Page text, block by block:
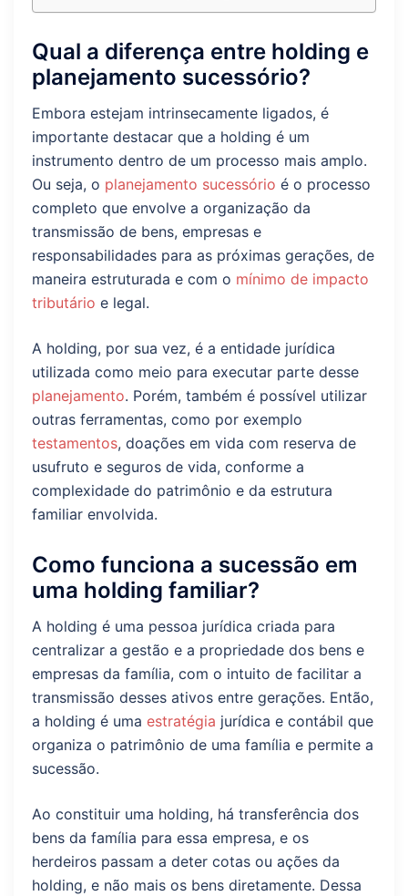
Qual a diferença entre holding e
planejamento sucessório?
Embora estejam intrinsecamente ligados, é
importante destacar que a holding é um
instrumento dentro de um processo mais amplo.
Ou seja, o planejamento sucessório é o processo
completo que envolve a organização da
transmissão de bens, empresas e
responsabilidades para as próximas gerações, de
maneira estruturada e com o mínimo de impacto
tributário e legal.
A holding, por sua vez, é a entidade jurídica
utilizada como meio para executar parte desse
planejamento. Porém, também é possível utilizar
outras ferramentas, como por exemplo
testamentos, doações em vida com reserva de
usufruto e seguros de vida, conforme a
complexidade do patrimônio e da estrutura
familiar envolvida.
Como funciona a sucessão em
uma holding familiar?
A holding é uma pessoa jurídica criada para
centralizar a gestão e a propriedade dos bens e
empresas da família, com o intuito de facilitar a
transmissão desses ativos entre gerações. Então,
a holding é uma estratégia jurídica e contábil que
organiza o patrimônio de uma família e permite a
sucessão.
Ao constituir uma holding, há transferência dos
bens da família para essa empresa, e os
herdeiros passam a deter cotas ou ações da
holding, e não mais os bens diretamente. Dessa